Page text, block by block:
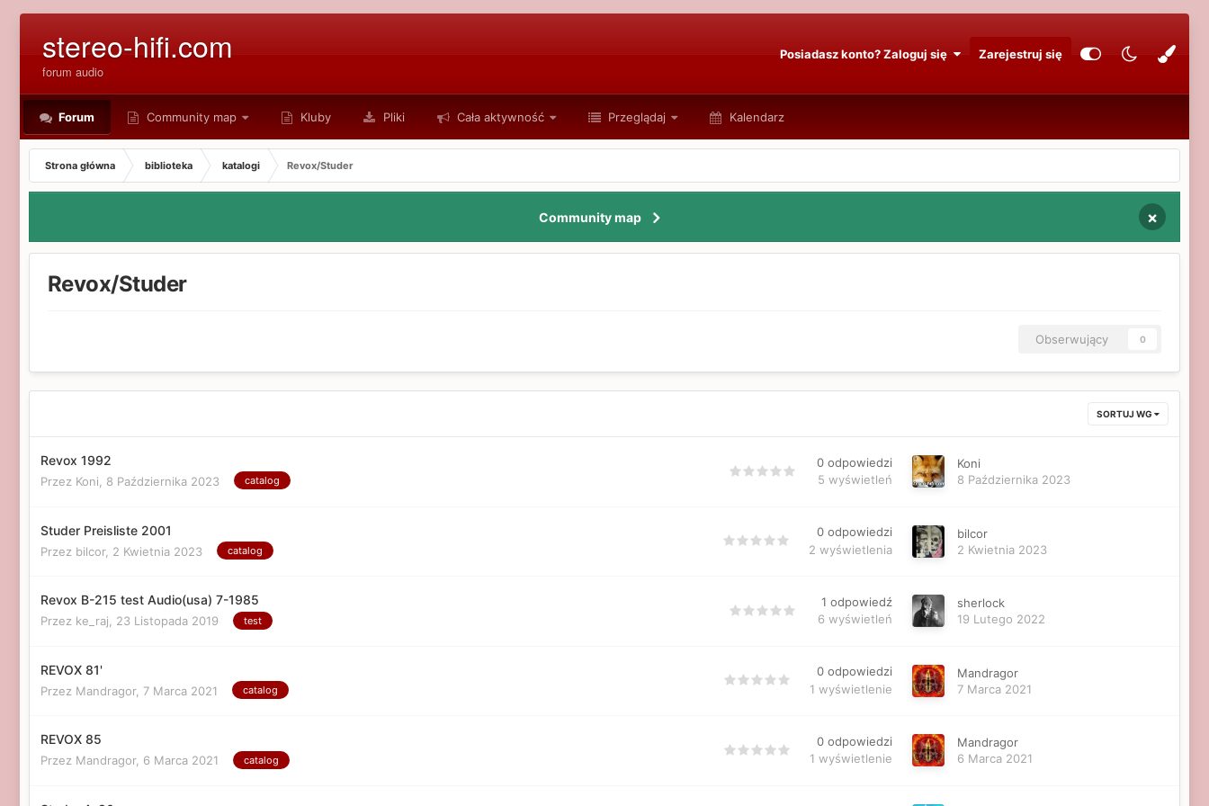
stereo-hifi.com
forum audio
Posiadasz konto? Zaloguj się Zarejestruj się
Forum Community map Kluby Pliki Cała aktywność Przeglądaj Kalendarz
Strona główna biblioteka katalogi Revox/Studer
Community map ×
Revox/Studer
Obserwujący 0
SORTUJ WG
Revox 1992
Przez Koni, 8 Października 2023 catalog
0 odpowiedzi
5 wyświetleń
Koni
8 Października 2023
Studer Preisliste 2001
Przez bilcor, 2 Kwietnia 2023 catalog
0 odpowiedzi
2 wyświetlenia
bilcor
2 Kwietnia 2023
Revox B-215 test Audio(usa) 7-1985
Przez ke_raj, 23 Listopada 2019 test
1 odpowiedź
6 wyświetleń
sherlock
19 Lutego 2022
REVOX 81'
Przez Mandragor, 7 Marca 2021 catalog
0 odpowiedzi
1 wyświetlenie
Mandragor
7 Marca 2021
REVOX 85
Przez Mandragor, 6 Marca 2021 catalog
0 odpowiedzi
1 wyświetlenie
Mandragor
6 Marca 2021